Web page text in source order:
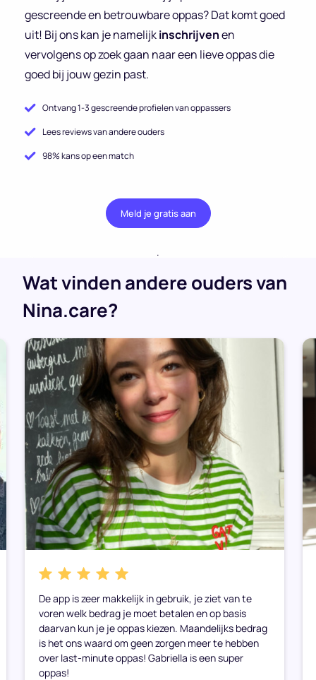
gescreende en betrouwbare oppas? Dat komt goed
uit! Bij ons kan je namelijkinschrijvenen
vervolgens op zoek gaan naar een lieve oppas die
goed bij jouw gezin past.
Ontvang 1-3 gescreende profielen van oppassers
Lees reviews van andere ouders
98% kans op een match
Meld je gratis aan
.
Wat vinden andere ouders van
Nina.care?
De app is zeer makkelijk in gebruik, je ziet van te
voren welk bedrag je moet betalen en op basis
daarvan kun je je oppas kiezen. Maandelijks bedrag
is het ons waard om geen zorgen meer te hebben
over last-minute oppas! Gabriella is een super
oppas!